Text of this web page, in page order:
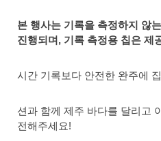
본 행사는 기록을 측정하지 않
진행되며, 기록 측정용 칩은 제
시간 기록보다 안전한 완주에
션과 함께 제주 바다를 달리고
전해주세요!